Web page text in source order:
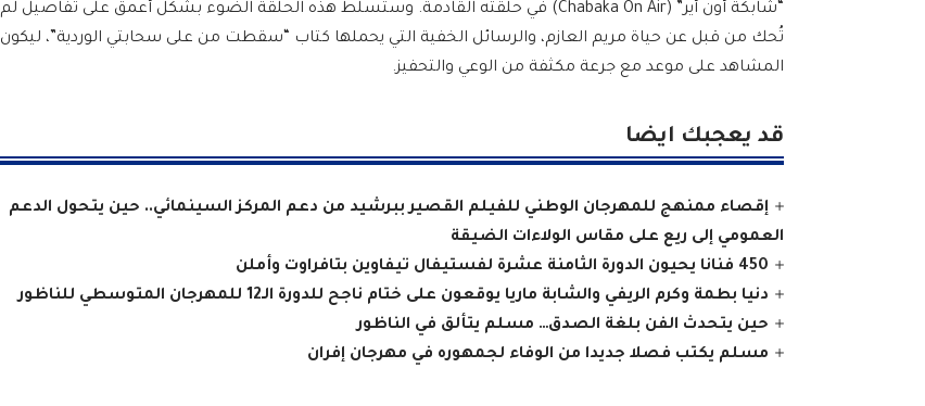
“شابكة أون أير” (Chabaka On Air) في حلقته القادمة. وستسلط هذه الحلقة الضوء بشكل أعمق على تفاصيل لم
تُحك من قبل عن حياة مريم العازم، والرسائل الخفية التي يحملها كتاب “سقطت من على سحابتي الوردية”، ليكون
المشاهد على موعد مع جرعة مكثفة من الوعي والتحفيز.
قد يعجبك ايضا
إقصاء ممنهج للمهرجان الوطني للفيلم القصير ببرشيد من دعم المركز السينمائي.. حين يتحول الدعم
العمومي إلى ريع على مقاس الولاءات الضيقة
450 فنانا يحيون الدورة الثامنة عشرة لفستيفال تيفاوين بتافراوت وأملن
دنيا بطمة وكرم الريفي والشابة ماريا يوقعون على ختام ناجح للدورة الـ12 للمهرجان المتوسطي للناظور
حين يتحدث الفن بلغة الصدق… مسلم يتألق في الناظور
مسلم يكتب فصلا جديدا من الوفاء لجمهوره في مهرجان إفران